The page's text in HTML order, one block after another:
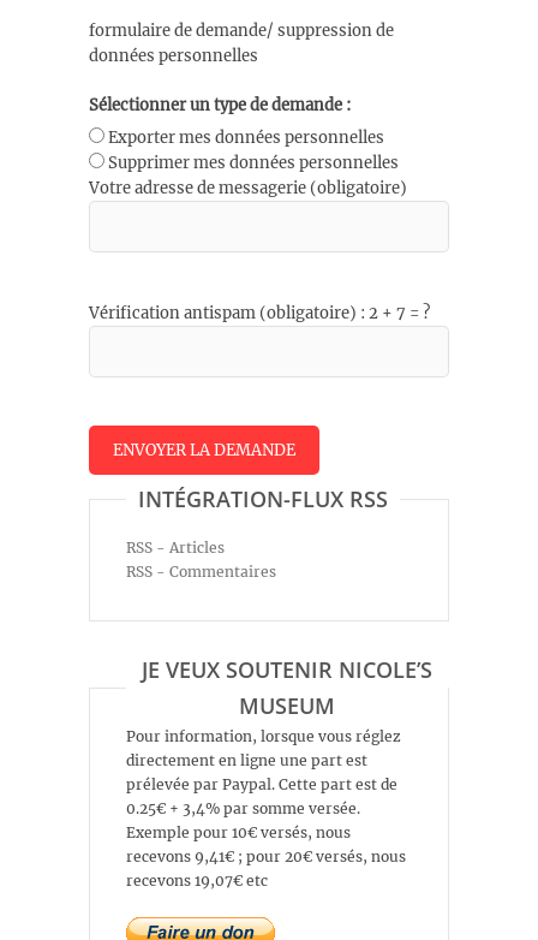
formulaire de demande/ suppression de
données personnelles
Sélectionner un type de demande :
Exporter mes données personnelles
Supprimer mes données personnelles
Votre adresse de messagerie (obligatoire)
Vérification antispam (obligatoire) : 2 + 7 = ?
INTÉGRATION-FLUX RSS
RSS - Articles
RSS - Commentaires
JE VEUX SOUTENIR NICOLE’S
MUSEUM
Pour information, lorsque vous réglez
directement en ligne une part est
prélevée par Paypal. Cette part est de
0.25€ + 3,4% par somme versée.
Exemple pour 10€ versés, nous
recevons 9,41€ ; pour 20€ versés, nous
recevons 19,07€ etc